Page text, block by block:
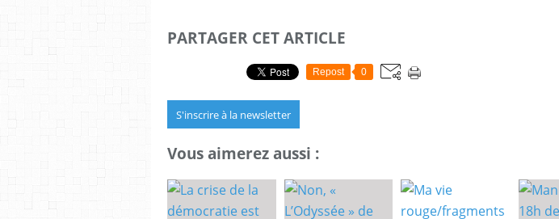
PARTAGER CET ARTICLE
Repost 0
S'inscrire à la newsletter
Vous aimerez aussi :